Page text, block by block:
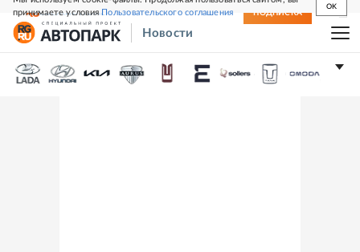
принимаете условияПользовательского соглашения
OK
СВЕЖИЙ НОМЕР ПОДПИСКА
Новости